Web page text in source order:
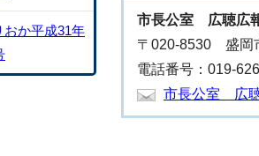
市長公室 広聴広
〒020-8530 盛岡
電話番号：019-
市長公室 広聴
おか平成31年